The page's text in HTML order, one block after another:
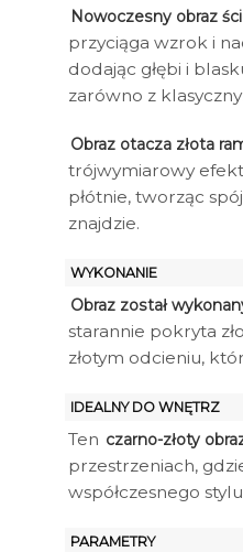
Nowoczesny obraz
przyciąga wzrok i
dodając głębi i
zarówno z
Obraz otacza złota
trójwymiarowy efekt
płótnie, tworząc
znajdzie.
WYKONANIE
Obraz został
starannie pokryta
złotym odcieniu,
IDEALNY DO WNĘTRZ
Ten czarno-złoty
przestrzeniach,
współczesnego
PARAMETRY